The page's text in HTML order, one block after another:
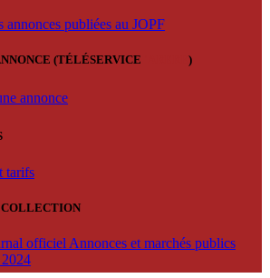
annonces publiées au JOPF
(TÉLÉSERVICE )
annonce
tarifs
COLLECTION
officiel Annonces et marchés publics